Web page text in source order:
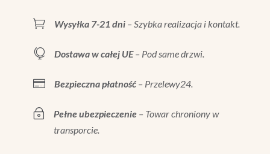
 Wysyłka 7-21 dni– Szybka realizacja i kontakt.
 Dostawa w całej UE– Pod same drzwi.
 Bezpieczna płatność– Przelewy24.
~ Pełne ubezpieczenie– Towar chroniony w
transporcie.